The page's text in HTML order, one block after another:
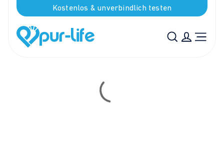
Kostenlos & unverbindlich testen